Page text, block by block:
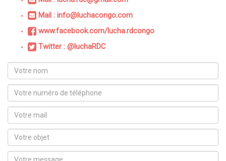
Mail : info@luchacongo.com
www.facebook.com/lucha.rdcongo
Twitter : @luchaRDC